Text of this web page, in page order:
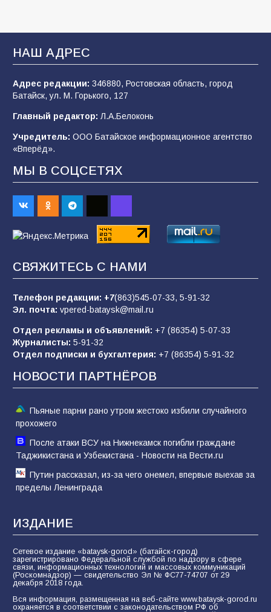
Батайским спортсменам вручили награды
«Слухи — не указ»: почему разговоры о
70 07.08.2026
Командовал боем до последнего: герой
Евгений Остапенко
В библиотеке имени М.Ю. Лермонтова
состоялось литературно-творческое
сказку, рисуем в красках»
65 07.08.2026
НАШ АДРЕС
Адрес редакции: 346880, Ростовская область, город
Батайск, ул. М. Горького, 127
Главный редактор: Л.А.Белоконь
Учредитель: ООО Батайское информационное агентство
«Вперёд».
МЫ В СОЦСЕТЯХ
СВЯЖИТЕСЬ С НАМИ
Телефон редакции: +7(863)545-07-33, 5-91-32
Эл. почта: vpered-bataysk@mail.ru
Отдел рекламы и объявлений: +7 (86354) 5-07-33
Журналисты: 5-91-32
Отдел подписки и бухгалтерия: +7 (86354) 5-91-32
НОВОСТИ ПАРТНЁРОВ
Пьяные парни рано утром жестоко избили случайного
прохожего
После атаки ВСУ на Нижнекамск погибли граждане
Таджикистана и Узбекистана - Новости на Вести.ru
Путин рассказал, из-за чего онемел, впервые выехав за
пределы Ленинграда
ИЗДАНИЕ
Сетевое издание «bataysk-gorod» (батайск-город)
зарегистрировано Федеральной службой по надзору в сфере
связи, информационных технологий и массовых коммуникаций
(Роскомнадзор) — свидетельство Эл № ФС77-74707 от 29
декабря 2018 года.
Вся информация, размещенная на веб-сайте www.bataysk-gorod.ru
охраняется в соответствии с законодательством РФ об